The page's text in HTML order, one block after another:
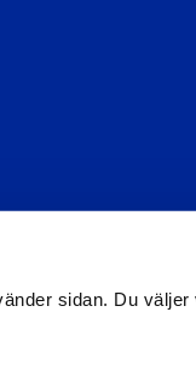
sidan. Du väljer